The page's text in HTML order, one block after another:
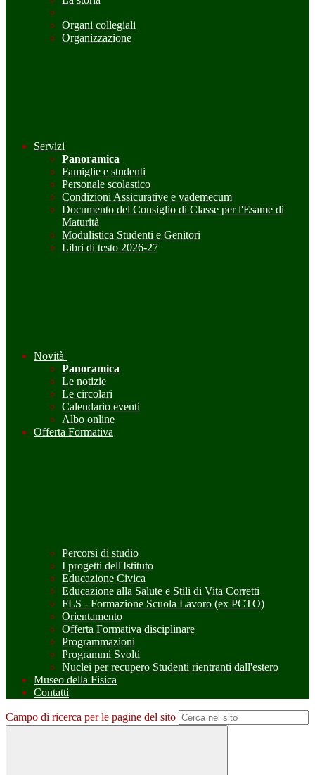
Organi collegiali
Organizzazione
Servizi
Panoramica
Famiglie e studenti
Personale scolastico
Condizioni Assicurative e vademecum
Documento del Consiglio di Classe per l'Esame di
Maturità
Modulistica Studenti e Genitori
Libri di testo 2026-27
Novità
Panoramica
Le notizie
Le circolari
Calendario eventi
Albo online
Offerta Formativa
Percorsi di studio
I progetti dell'Istituto
Educazione Civica
Educazione alla Salute e Stili di Vita Corretti
FLS - Formazione Scuola Lavoro (ex PCTO)
Orientamento
Offerta Formativa disciplinare
Programmazioni
Programmi Svolti
Nuclei per recupero Studenti rientranti dall'estero
Museo della Fisica
Contatti
Campo di ricerca per le pagine del sito